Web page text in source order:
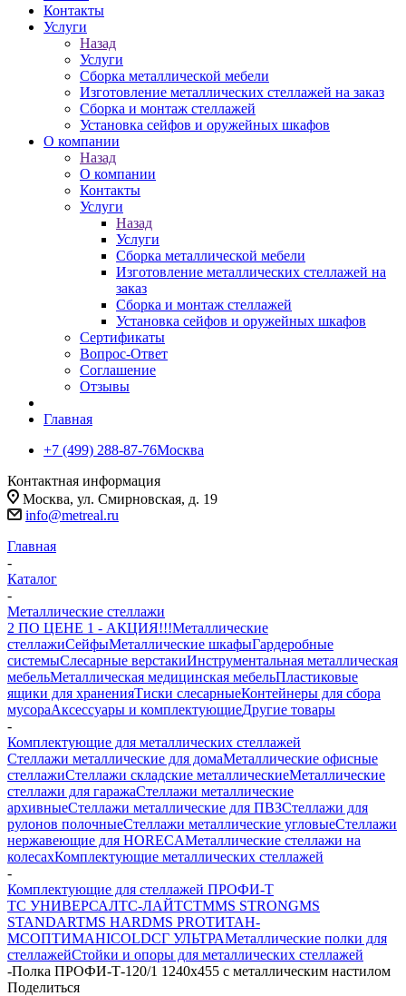
Контакты
Услуги
Назад
Услуги
Сборка металлической мебели
Изготовление металлических стеллажей на заказ
Сборка и монтаж стеллажей
Установка сейфов и оружейных шкафов
О компании
Назад
О компании
Контакты
Услуги
Назад
Услуги
Сборка металлической мебели
Изготовление металлических стеллажей на
заказ
Сборка и монтаж стеллажей
Установка сейфов и оружейных шкафов
Сертификаты
Вопрос-Ответ
Соглашение
Отзывы
Главная
+7 (499) 288-87-76Москва
Контактная информация
Москва, ул. Смирновская, д. 19
info@metreal.ru
Главная
-
Каталог
-
Металлические стеллажи
2 ПО ЦЕНЕ 1 - АКЦИЯ!!!Металлические
стеллажиСейфыМеталлические шкафыГардеробные
системыСлесарные верстакиИнструментальная металлическая
мебельМеталлическая медицинская мебельПластиковые
ящики для храненияТиски слесарныеКонтейнеры для сбора
мусораАксессуары и комплектующиеДругие товары
-
Комплектующие для металлических стеллажей
Стеллажи металлические для домаМеталлические офисные
стеллажиСтеллажи складские металлическиеМеталлические
стеллажи для гаражаСтеллажи металлические
архивныеСтеллажи металлические для ПВЗСтеллажи для
рулонов полочныеСтеллажи металлические угловыеСтеллажи
нержавеющие для HORECAМеталлические стеллажи на
колесахКомплектующие металлических стеллажей
-
Комплектующие для стеллажей ПРОФИ-Т
ТС УНИВЕРСАЛТС-ЛАЙТСТМMS STRONGMS
STANDARTMS HARDMS PROТИТАН-
МСОПТИМАHICOLDСГ УЛЬТРАМеталлические полки для
стеллажейСтойки и опоры для металлических стеллажей
-Полка ПРОФИ-Т-120/1 1240x455 с металлическим настилом
Поделиться